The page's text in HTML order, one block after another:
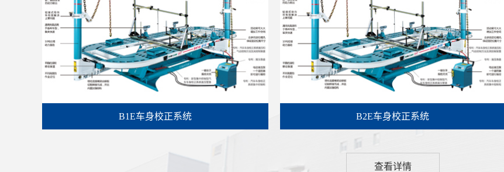
B1E车身校正系统 B2E车身校正系统
查看详情